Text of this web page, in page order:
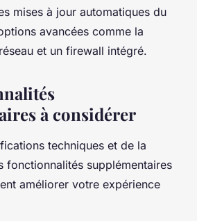
mises à jour automatiques du
avancées comme la
et un firewall intégré.
à considérer
techniques et de la
fonctionnalités supplémentaires
améliorer votre expérience